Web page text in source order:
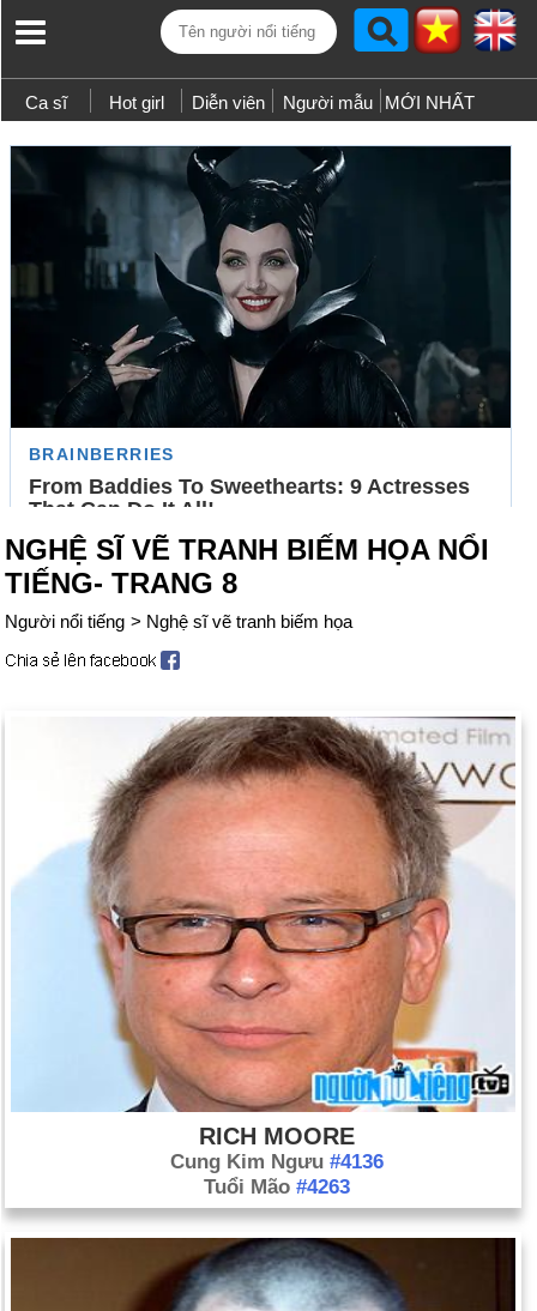
Ca sĩ Hot girl Diễn viên Người mẫu MỚI NHẤT
NGHỆ SĨ VẼ TRANH BIẾM HỌA NỔI
TIẾNG- TRANG 8
Người nổi tiếng > Nghệ sĩ vẽ tranh biếm họa
RICH MOORE
Cung Kim Ngưu #4136
Tuổi Mão #4263